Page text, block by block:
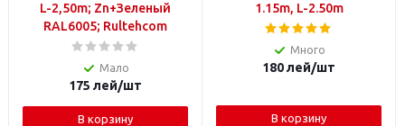
L-2,50m; Zn+Зеленый
RAL6005; Rultehcom
Мало
175 лей/шт
В корзину
1.15m, L-2.50m
Много
180лей/шт
В корзину